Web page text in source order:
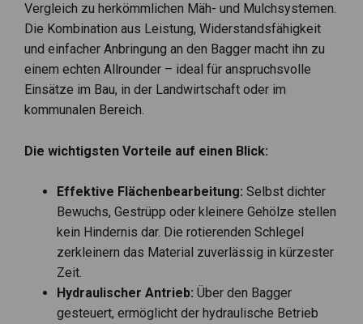
Vergleich zu herkömmlichen Mäh- und Mulchsystemen.
Die Kombination aus Leistung, Widerstandsfähigkeit
und einfacher Anbringung an den Bagger macht ihn zu
einem echten Allrounder – ideal für anspruchsvolle
Einsätze im Bau, in der Landwirtschaft oder im
kommunalen Bereich.
Die wichtigsten Vorteile auf einen Blick:
Effektive Flächenbearbeitung: Selbst dichter
Bewuchs, Gestrüpp oder kleinere Gehölze stellen
kein Hindernis dar. Die rotierenden Schlegel
zerkleinern das Material zuverlässig in kürzester
Zeit.
Hydraulischer Antrieb: Über den Bagger
gesteuert, ermöglicht der hydraulische Betrieb